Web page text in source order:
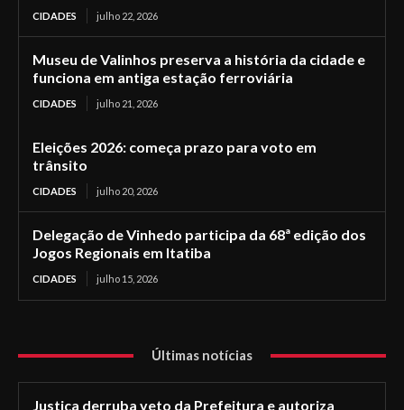
CIDADES julho 22, 2026
Museu de Valinhos preserva a história da cidade e
funciona em antiga estação ferroviária
CIDADES julho 21, 2026
Eleições 2026: começa prazo para voto em
trânsito
CIDADES julho 20, 2026
Delegação de Vinhedo participa da 68ª edição dos
Jogos Regionais em Itatiba
CIDADES julho 15, 2026
Últimas notícias
Justiça derruba veto da Prefeitura e autoriza